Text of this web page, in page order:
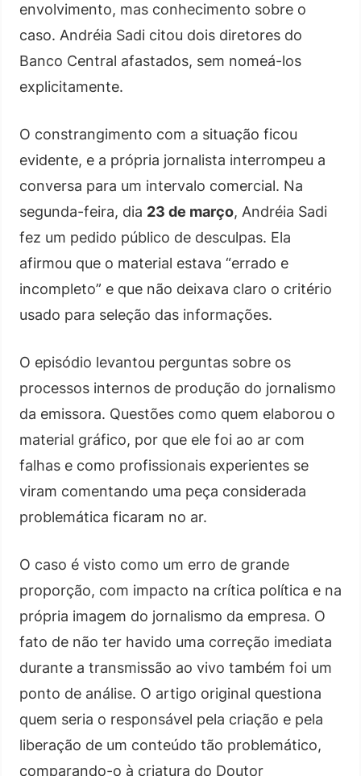
envolvimento, mas conhecimento sobre o
caso. Andréia Sadi citou dois diretores do
Banco Central afastados, sem nomeá-los
explicitamente.
O constrangimento com a situação ficou
evidente, e a própria jornalista interrompeu a
conversa para um intervalo comercial. Na
segunda-feira, dia 23 de março, Andréia Sadi
fez um pedido público de desculpas. Ela
afirmou que o material estava “errado e
incompleto” e que não deixava claro o critério
usado para seleção das informações.
O episódio levantou perguntas sobre os
processos internos de produção do jornalismo
da emissora. Questões como quem elaborou o
material gráfico, por que ele foi ao ar com
falhas e como profissionais experientes se
viram comentando uma peça considerada
problemática ficaram no ar.
O caso é visto como um erro de grande
proporção, com impacto na crítica política e na
própria imagem do jornalismo da empresa. O
fato de não ter havido uma correção imediata
durante a transmissão ao vivo também foi um
ponto de análise. O artigo original questiona
quem seria o responsável pela criação e pela
liberação de um conteúdo tão problemático,
comparando-o à criatura do Doutor